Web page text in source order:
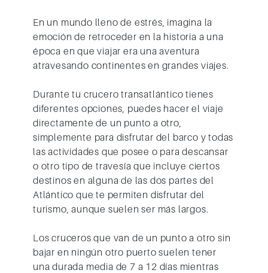
En un mundo lleno de estrés, imagina la
emoción de retroceder en la historia a una
época en que viajar era una aventura
atravesando continentes en grandes viajes.
Durante tu crucero transatlántico tienes
diferentes opciones, puedes hacer el viaje
directamente de un punto a otro,
simplemente para disfrutar del barco y todas
las actividades que posee o para descansar
o otro tipo de travesía que incluye ciertos
destinos en alguna de las dos partes del
Atlántico que te permiten disfrutar del
turismo, aunque suelen ser más largos.
Los cruceros que van de un punto a otro sin
bajar en ningún otro puerto suelen tener
una durada media de 7 a 12 días mientras